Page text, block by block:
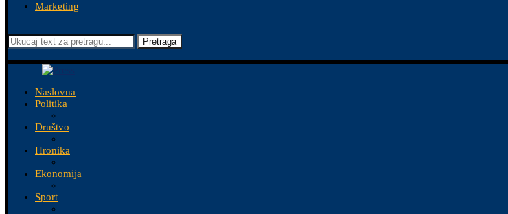
Marketing
Pretraga
Naslovna
Politika
Društvo
Hronika
Ekonomija
Sport